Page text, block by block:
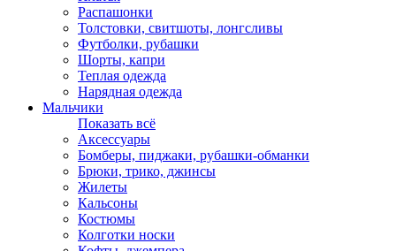
Распашонки
Толстовки, свитшоты, лонгсливы
Футболки, рубашки
Шорты, капри
Теплая одежда
Нарядная одежда
Мальчики
Показать всё
Аксессуары
Бомберы, пиджаки, рубашки-обманки
Брюки, трико, джинсы
Жилеты
Кальсоны
Костюмы
Колготки носки